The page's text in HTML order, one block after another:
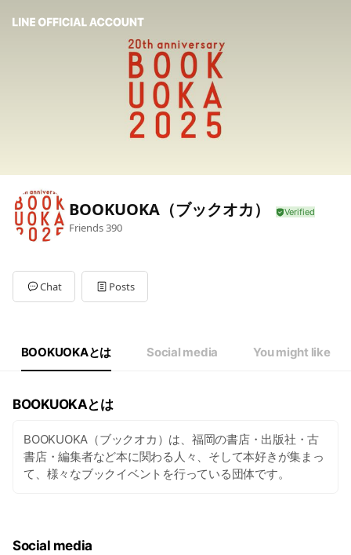
BOOKUOKA（ブックオカ）
Friends390
Chat Posts
BOOKUOKAとは Social media You might like
BOOKUOKAとは
BOOKUOKA（ブックオカ）は、福岡の書店・出版社・古
書店・編集者など本に関わる人々、そして本好きが集まっ
て、様々なブックイベントを行っている団体です。
Social media